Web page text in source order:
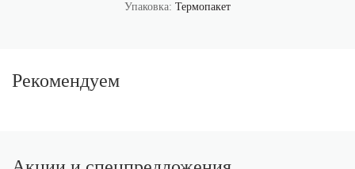
Упаковка: Термопакет
Рекомендуем